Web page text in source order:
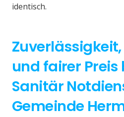
identisch.
und fairer Preis
Sanitär
Gemeinde